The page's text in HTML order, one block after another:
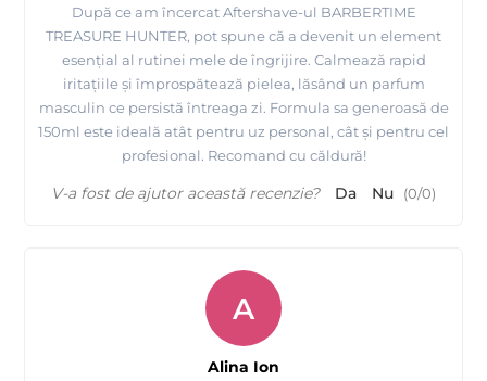
După ce am încercat Aftershave-ul BARBERTIME
TREASURE HUNTER, pot spune că a devenit un element
esențial al rutinei mele de îngrijire. Calmează rapid
iritațiile și împrospătează pielea, lăsând un parfum
masculin ce persistă întreaga zi. Formula sa generoasă de
150ml este ideală atât pentru uz personal, cât și pentru cel
profesional. Recomand cu căldură!
V-a fost de ajutor această recenzie? Da Nu (0/0)
A
Alina Ion